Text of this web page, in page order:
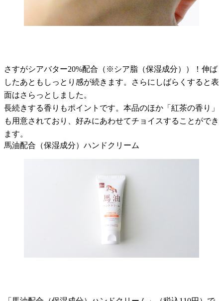
さすがシアバター20%配合（※シア脂（保湿成分））！伸ば
したあともしっとり感が続きます。さらにしばらくすると表
面はさらっとしました。
長続きする香りもポイントです。本品のほか「紅茶の香り」
も用意されており、好みにあわせてチョイスすることができ
ます。
馬油配合（保湿成分）ハンドクリーム